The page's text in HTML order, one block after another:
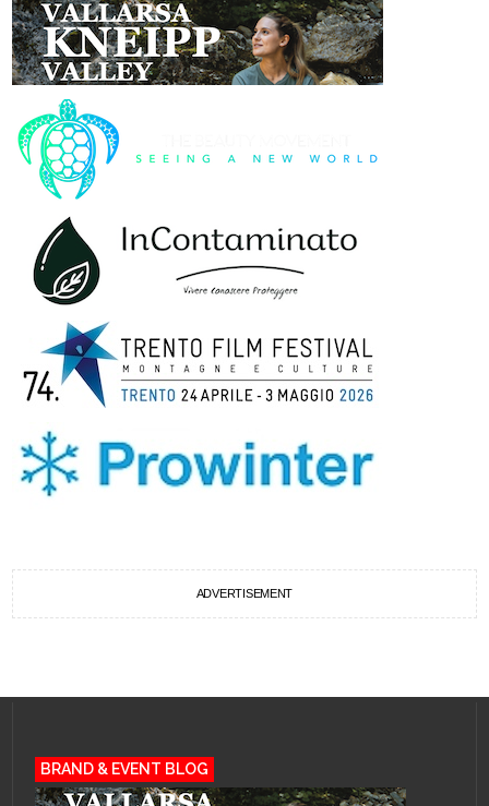
ADVERTISEMENT
BRAND & EVENT BLOG